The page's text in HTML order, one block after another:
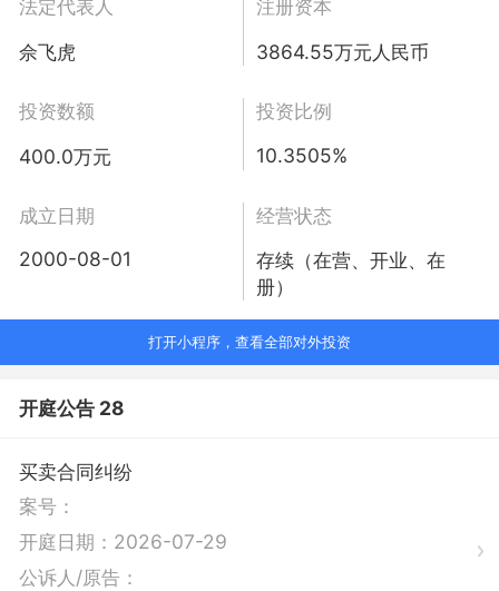
法定代表人
佘飞虎
注册资本
3864.55万元人民币
投资数额
400.0万元
投资比例
10.3505%
成立日期
2000-08-01
经营状态
存续（在营、开业、在
册）
打开小程序，查看全部对外投资
开庭公告 28
买卖合同纠纷
案号：
开庭日期： 2026-07-29
公诉人/原告：